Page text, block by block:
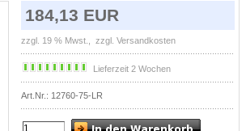
184,13 EUR
zzgl. 19 % Mwst., zzgl. Versandkosten
Lieferzeit 2 Wochen
Art.Nr.: 12760-75-LR